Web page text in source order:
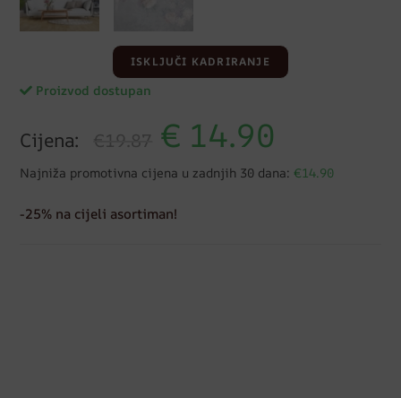
ISKLJUČI KADRIRANJE
Proizvod dostupan
Cijena: €19.87 € 14.90
Najniža promotivna cijena u zadnjih 30 dana: €14.90
-25% na cijeli asortiman!